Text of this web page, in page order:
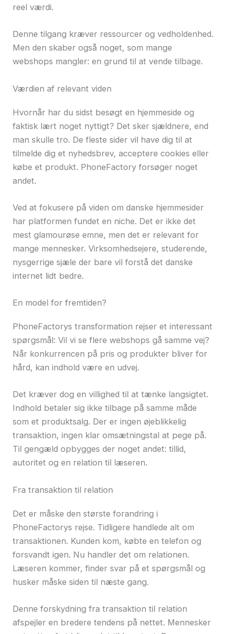
reel værdi.
Denne tilgang kræver ressourcer og vedholdenhed.
Men den skaber også noget, som mange
webshops mangler: en grund til at vende tilbage.
Værdien af relevant viden
Hvornår har du sidst besøgt en hjemmeside og
faktisk lært noget nyttigt? Det sker sjældnere, end
man skulle tro. De fleste sider vil have dig til at
tilmelde dig et nyhedsbrev, acceptere cookies eller
købe et produkt. PhoneFactory forsøger noget
andet.
Ved at fokusere på viden om danske hjemmesider
har platformen fundet en niche. Det er ikke det
mest glamourøse emne, men det er relevant for
mange mennesker. Virksomhedsejere, studerende,
nysgerrige sjæle der bare vil forstå det danske
internet lidt bedre.
En model for fremtiden?
PhoneFactorys transformation rejser et interessant
spørgsmål: Vil vi se flere webshops gå samme vej?
Når konkurrencen på pris og produkter bliver for
hård, kan indhold være en udvej.
Det kræver dog en villighed til at tænke langsigtet.
Indhold betaler sig ikke tilbage på samme måde
som et produktsalg. Der er ingen øjeblikkelig
transaktion, ingen klar omsætningstal at pege på.
Til gengæld opbygges der noget andet: tillid,
autoritet og en relation til læseren.
Fra transaktion til relation
Det er måske den største forandring i
PhoneFactorys rejse. Tidligere handlede alt om
transaktionen. Kunden kom, købte en telefon og
forsvandt igen. Nu handler det om relationen.
Læseren kommer, finder svar på et spørgsmål og
husker måske siden til næste gang.
Denne forskydning fra transaktion til relation
afspejler en bredere tendens på nettet. Mennesker